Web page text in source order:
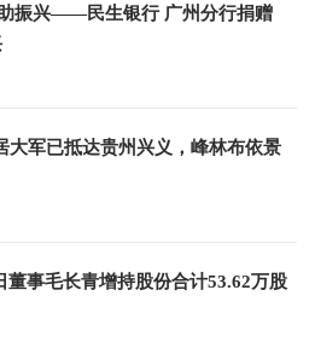
振兴——民生银行 广州分行捐赠
大军已抵达贵州兴义，峰林布依景
事毛长青增持股份合计53.62万股